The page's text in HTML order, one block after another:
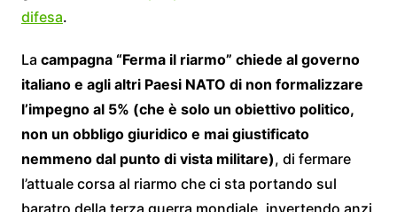
difesa.
La campagna “Ferma il riarmo” chiede al governo
italiano e agli altri Paesi NATO di non formalizzare
l’impegno al 5% (che è solo un obiettivo politico,
non un obbligo giuridico e mai giustificato
nemmeno dal punto di vista militare), di fermare
l’attuale corsa al riarmo che ci sta portando sul
baratro della terza guerra mondiale, invertendo anzi